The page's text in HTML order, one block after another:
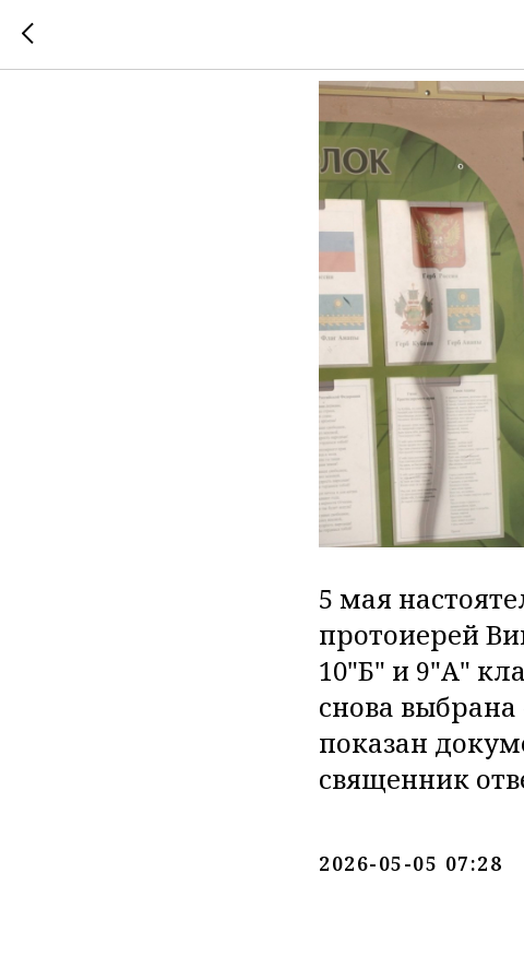
Твоя
5 мая
протоиерей
10"Б" и 9"А"
снова
показан
священник
2026-05-05 07:28